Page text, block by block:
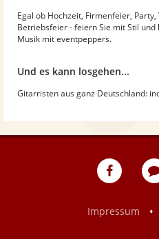
Egal ob Hochzeit, Firmenfeier,
Betriebsfeier - feiern Sie mit Stil
Musik mit eventpeppers.
Und es kann losgehen...
Gitarristen aus ganz Deutschland:
Impressum
•